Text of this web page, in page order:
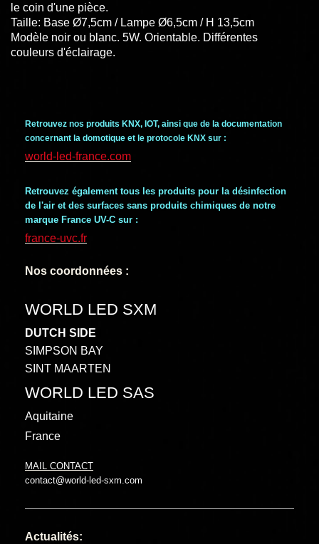
le coin d'une pièce.
Taille: Base Ø7,5cm / Lampe Ø6,5cm / H 13,5cm
Modèle noir ou blanc. 5W. Orientable. Différentes
couleurs d'éclairage.
Retrouvez nos produits KNX, IOT, ainsi que de la documentation
concernant la domotique et le protocole KNX sur :
world-led-france.com
Retrouvez également tous les produits pour la désinfection
de l'air et des surfaces sans produits chimiques de notre
marque France UV-C sur :
france-uvc.fr
Nos coordonnées :
WORLD LED SXM
DUTCH SIDE
SIMPSON BAY
SINT MAARTEN
WORLD LED SAS
Aquitaine
France
MAIL CONTACT
contact@world-led-sxm.com
Actualités: